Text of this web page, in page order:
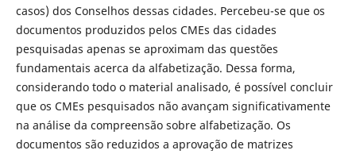
casos) dos Conselhos dessas cidades. Percebeu-se que os
documentos produzidos pelos CMEs das cidades
pesquisadas apenas se aproximam das questões
fundamentais acerca da alfabetização. Dessa forma,
considerando todo o material analisado, é possível concluir
que os CMEs pesquisados não avançam significativamente
na análise da compreensão sobre alfabetização. Os
documentos são reduzidos a aprovação de matrizes